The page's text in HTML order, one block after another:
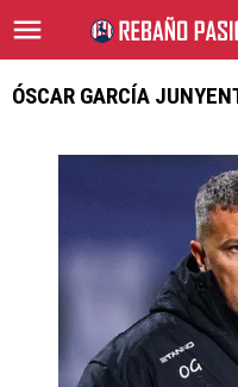
ÓSCAR GARCÍA